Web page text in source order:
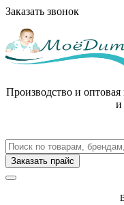
Заказать звонок
Производство и
и
Заказать прайс